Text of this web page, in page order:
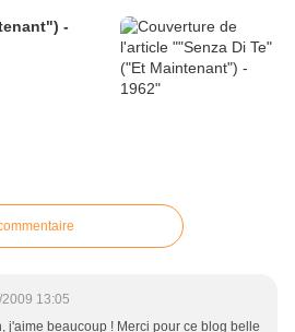
-
13:05
j'aime beaucoup ! Merci pour ce blog belle